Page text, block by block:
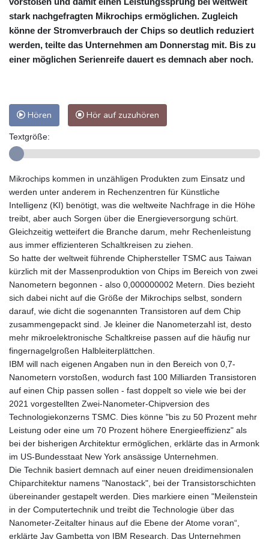
stark nachgefragten Mikrochips ermöglichen. Zugleich
könne der Stromverbrauch der Chips so deutlich reduziert
werden, teilte das Unternehmen am Donnerstag mit. Bis zu
einer möglichen Serienreife dauert es demnach aber noch.
Hören Hör auf zuzuhören
Textgröße:
Mikrochips kommen in unzähligen Produkten zum Einsatz und
werden unter anderem in Rechenzentren für Künstliche
Intelligenz (KI) benötigt, was die weltweite Nachfrage in die Höhe
treibt, aber auch Sorgen über die Energieversorgung schürt.
Gleichzeitig wetteifert die Branche darum, mehr Rechenleistung
aus immer effizienteren Schaltkreisen zu ziehen.
So hatte der weltweit führende Chiphersteller TSMC aus Taiwan
kürzlich mit der Massenproduktion von Chips im Bereich von zwei
Nanometern begonnen - also 0,000000002 Metern. Dies bezieht
sich dabei nicht auf die Größe der Mikrochips selbst, sondern
darauf, wie dicht die sogenannten Transistoren auf dem Chip
zusammengepackt sind. Je kleiner die Nanometerzahl ist, desto
mehr mikroelektronische Schaltkreise passen auf die häufig nur
fingernagelgroßen Halbleiterplättchen.
IBM will nach eigenen Angaben nun in den Bereich von 0,7-
Nanometern vorstoßen, wodurch fast 100 Milliarden Transistoren
auf einen Chip passen sollen - fast doppelt so viele wie bei der
2021 vorgestellten Zwei-Nanometer-Chipversion des
Technologiekonzerns TSMC. Dies könne "bis zu 50 Prozent mehr
Leistung oder eine um 70 Prozent höhere Energieeffizienz" als
bei der bisherigen Architektur ermöglichen, erklärte das in Armonk
im US-Bundesstaat New York ansässige Unternehmen.
Die Technik basiert demnach auf einer neuen dreidimensionalen
Chiparchitektur namens "Nanostack", bei der Transistorschichten
übereinander gestapelt werden. Dies markiere einen "Meilenstein
in der Computertechnik und treibt die Technologie über das
Nanometer-Zeitalter hinaus auf die Ebene der Atome voran“,
erklärte Jay Gambetta von IBM Research. Das Unternehmen